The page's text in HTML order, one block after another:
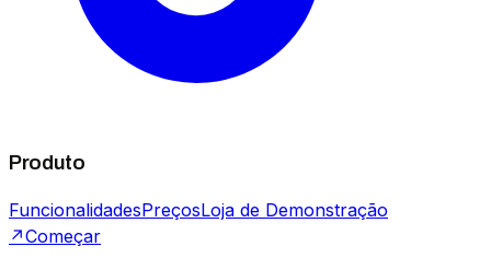
Produto
FuncionalidadesPreçosLoja de Demonstração
↗Começar